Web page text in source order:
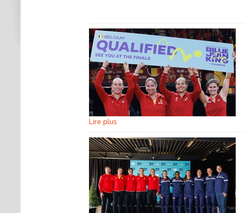
Lire plus